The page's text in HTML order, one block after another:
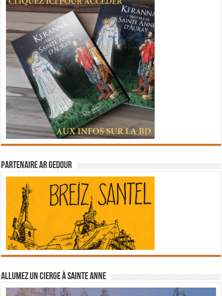
Partenaire Ar Gedour
Allumez un cierge à Sainte Anne